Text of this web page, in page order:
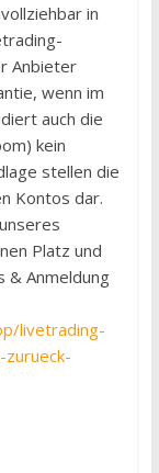
in
Anbieter
wenn im
auch die
kein
stellen die
Kontos dar.
Platz und
& Anmeldung
livetrading-